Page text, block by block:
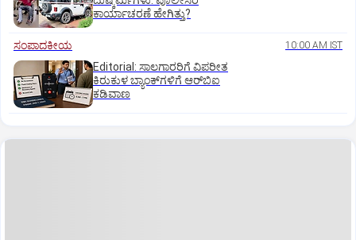
ಕಾರ್ಯಾಚರಣೆ ಹೇಗಿತ್ತು?
ಸಂಪಾದಕೀಯ 10:00 AM IST
Editorial: ಸಾಲಗಾರರಿಗೆ ವಿಪರೀತ
ಕಿರುಕುಳ ಬ್ಯಾಂಕ್‌ಗಳಿಗೆ ಆರ್‌ಬಿಐ
ಕಡಿವಾಣ